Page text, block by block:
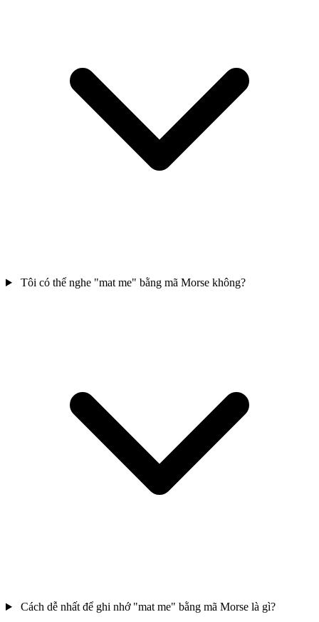
Tôi có thể nghe "mat me" bằng mã Morse không?
Cách dễ nhất để ghi nhớ "mat me" bằng mã Morse là gì?